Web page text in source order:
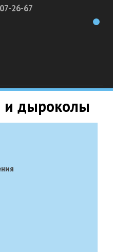
26-67
дыроколы